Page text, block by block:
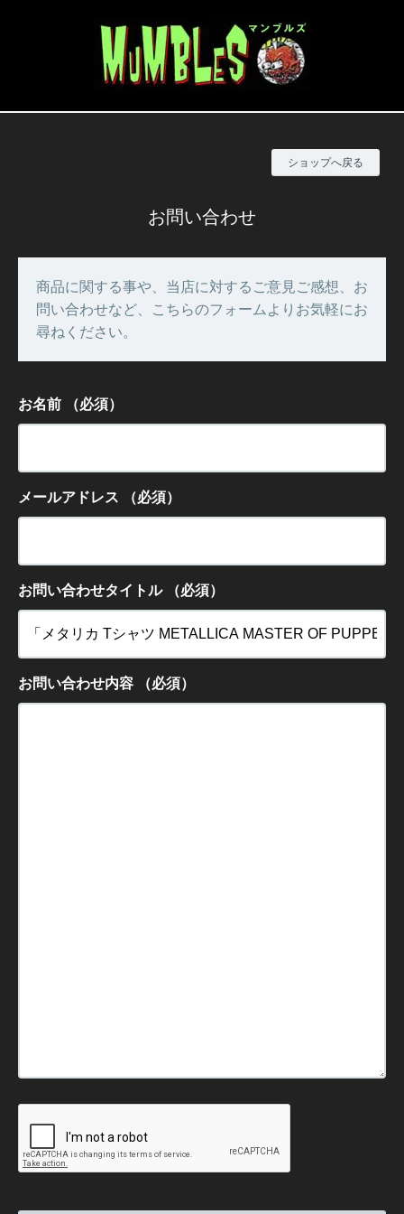
ショップへ戻る
お問い合わせ
商品に関する事や、当店に対するご意見ご感想、お
問い合わせなど、こちらのフォームよりお気軽にお
尋ねください。
お名前 （必須）
メールアドレス （必須）
お問い合わせタイトル （必須）
お問い合わせ内容 （必須）